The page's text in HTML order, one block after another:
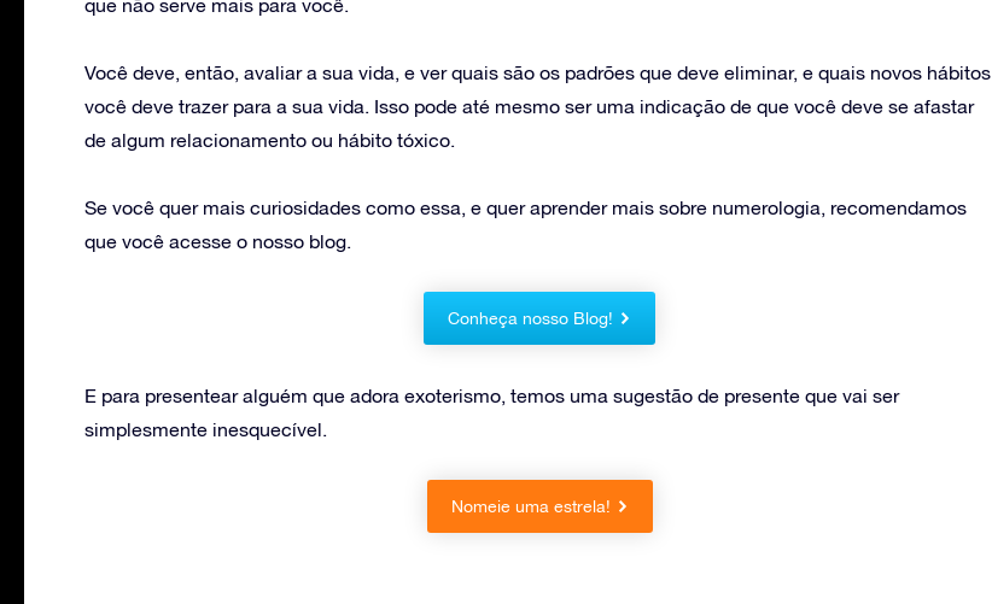
que não serve mais para você.
Você deve, então, avaliar a sua vida, e ver quais são os padrões que deve eliminar, e quais novos hábitos
você deve trazer para a sua vida. Isso pode até mesmo ser uma indicação de que você deve se afastar
de algum relacionamento ou hábito tóxico.
Se você quer mais curiosidades como essa, e quer aprender mais sobre numerologia, recomendamos
que você acesse o nosso blog.
Conheça nosso Blog!
E para presentear alguém que adora exoterismo, temos uma sugestão de presente que vai ser
simplesmente inesquecível.
Nomeie uma estrela!